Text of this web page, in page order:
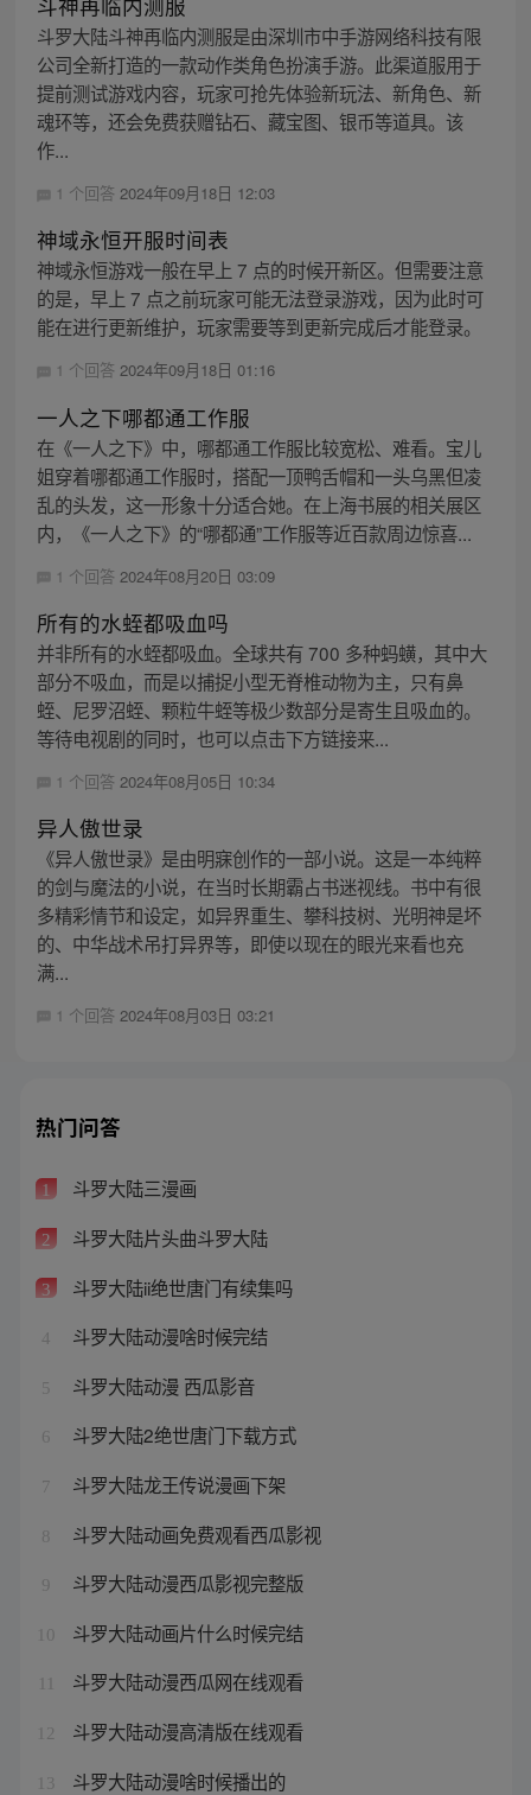
斗罗大陆斗神再临内测服是由深圳市中手游网络科技有限
公司全新打造的一款动作类角色扮演手游。此渠道服用于
提前测试游戏内容，玩家可抢先体验新玩法、新角色、新
魂环等，还会免费获赠钻石、藏宝图、银币等道具。该
作...
1 个回答 2024年09月18日 12:03
神域永恒开服时间表
神域永恒游戏一般在早上 7 点的时候开新区。但需要注意
的是，早上 7 点之前玩家可能无法登录游戏，因为此时可
能在进行更新维护，玩家需要等到更新完成后才能登录。
1 个回答 2024年09月18日 01:16
一人之下哪都通工作服
在《一人之下》中，哪都通工作服比较宽松、难看。宝儿
姐穿着哪都通工作服时，搭配一顶鸭舌帽和一头乌黑但凌
乱的头发，这一形象十分适合她。在上海书展的相关展区
内，《一人之下》的“哪都通”工作服等近百款周边惊喜...
1 个回答 2024年08月20日 03:09
所有的水蛭都吸血吗
并非所有的水蛭都吸血。全球共有 700 多种蚂蟥，其中大
部分不吸血，而是以捕捉小型无脊椎动物为主，只有鼻
蛭、尼罗沼蛭、颗粒牛蛭等极少数部分是寄生且吸血的。
等待电视剧的同时，也可以点击下方链接来...
1 个回答 2024年08月05日 10:34
异人傲世录
《异人傲世录》是由明寐创作的一部小说。这是一本纯粹
的剑与魔法的小说，在当时长期霸占书迷视线。书中有很
多精彩情节和设定，如异界重生、攀科技树、光明神是坏
的、中华战术吊打异界等，即使以现在的眼光来看也充
满...
1 个回答 2024年08月03日 03:21
热门问答
1 斗罗大陆三漫画
2 斗罗大陆片头曲斗罗大陆
3 斗罗大陆ii绝世唐门有续集吗
4 斗罗大陆动漫啥时候完结
5 斗罗大陆动漫 西瓜影音
6 斗罗大陆2绝世唐门下载方式
7 斗罗大陆龙王传说漫画下架
8 斗罗大陆动画免费观看西瓜影视
9 斗罗大陆动漫西瓜影视完整版
10 斗罗大陆动画片什么时候完结
斗罗大陆动漫西瓜网在线观看
12 斗罗大陆动漫高清版在线观看
13 斗罗大陆动漫啥时候播出的